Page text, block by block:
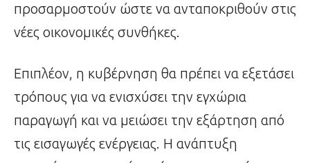
προσαρμοστούν ώστε να ανταποκριθούν στις
νέες οικονομικές συνθήκες.
Επιπλέον, η κυβέρνηση θα πρέπει να εξετάσει
τρόπους για να ενισχύσει την εγχώρια
παραγωγή και να μειώσει την εξάρτηση από
τις εισαγωγές ενέργειας. Η ανάπτυξη